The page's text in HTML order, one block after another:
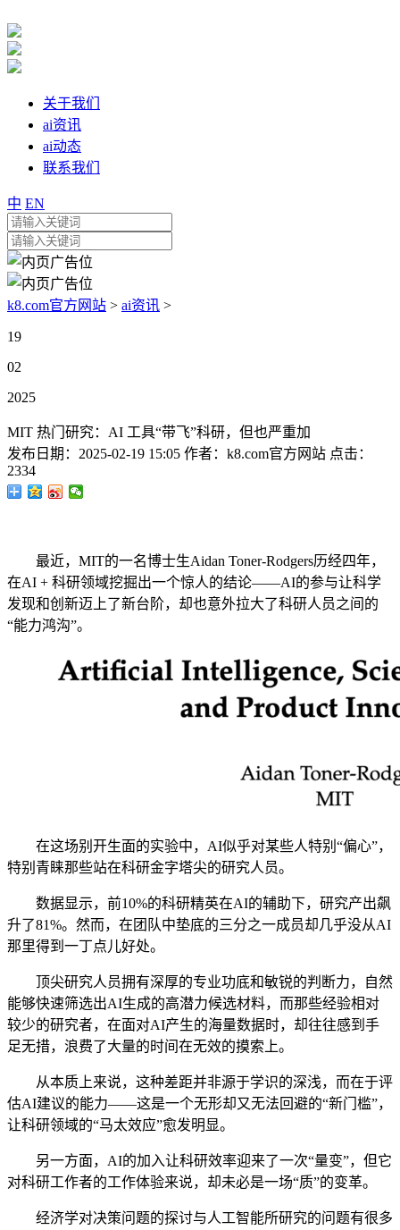
关于我们
ai资讯
ai动态
联系我们
中 EN
k8.com官方网站 > ai资讯 >
19
02
2025
MIT 热门研究：AI 工具“带飞”科研，但也严重加
发布日期： 2025-02-19 15:05 作者： k8.com官方网站 点击：
2334
最近，MIT的一名博士生Aidan Toner-Rodgers历经四年，
在AI + 科研领域挖掘出一个惊人的结论——AI的参与让科学
发现和创新迈上了新台阶，却也意外拉大了科研人员之间的
“能力鸿沟”。
在这场别开生面的实验中，AI似乎对某些人特别“偏心”，
特别青睐那些站在科研金字塔尖的研究人员。
数据显示，前10%的科研精英在AI的辅助下，研究产出飙
升了81%。然而，在团队中垫底的三分之一成员却几乎没从AI
那里得到一丁点儿好处。
顶尖研究人员拥有深厚的专业功底和敏锐的判断力，自然
能够快速筛选出AI生成的高潜力候选材料，而那些经验相对
较少的研究者，在面对AI产生的海量数据时，却往往感到手
足无措，浪费了大量的时间在无效的摸索上。
从本质上来说，这种差距并非源于学识的深浅，而在于评
估AI建议的能力——这是一个无形却又无法回避的“新门槛”，
让科研领域的“马太效应”愈发明显。
另一方面，AI的加入让科研效率迎来了一次“量变”，但它
对科研工作者的工作体验来说，却未必是一场“质”的变革。
经济学对决策问题的探讨与人工智能所研究的问题有很多